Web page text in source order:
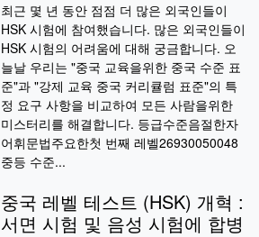
최근 몇 년 동안 점점 더 많은 외국인들이
HSK 시험에 참여했습니다. 많은 외국인들이
HSK 시험의 어려움에 대해 궁금합니다. 오
늘날 우리는 "중국 교육을위한 중국 수준 표
준"과 "강제 교육 중국 커리큘럼 표준"의 특
정 요구 사항을 비교하여 모든 사람을위한
미스터리를 해결합니다. 등급수준음절한자
어휘문법주요한첫 번째 레벨26930050048
중등 수준...
중국 레벨 테스트 (HSK) 개혁 :
서면 시험 및 음성 시험에 합병